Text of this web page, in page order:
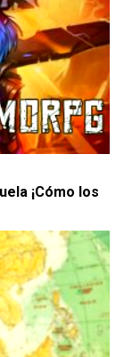
¡Cómo los